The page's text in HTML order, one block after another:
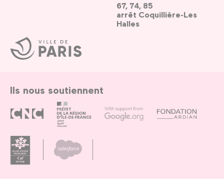
Ville
de
Paris
67, 74, 85
arrêt Coquillière-Les
Halles
Ils nous soutiennent